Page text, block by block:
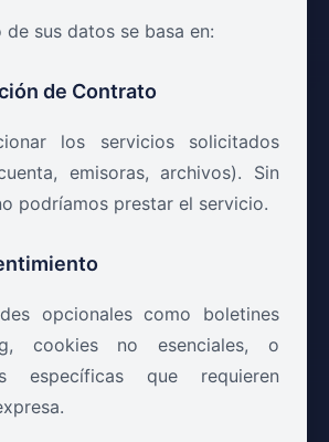
sus datos se basa en:
de Contrato
los servicios solicitados
emisoras, archivos). Sin
podríamos prestar el servicio.
opcionales como boletines
cookies no esenciales, o
específicas que requieren